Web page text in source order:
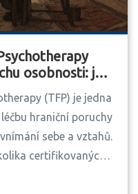
osobnosti: jak
(TFP) je jedna
hraniční poruchy
sebe a vztahů.
certifikovaných